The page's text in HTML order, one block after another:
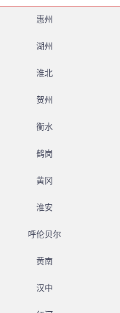
惠州
湖州
淮北
贺州
衡水
鹤岗
黄冈
淮安
呼伦贝尔
黄南
汉中